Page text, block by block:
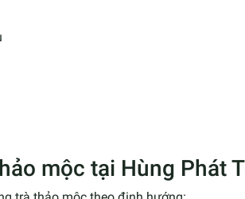
mộc tại Hùng Phát